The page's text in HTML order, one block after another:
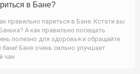
в Бане?
правильно париться в Бане. Кстати вы
А как правильно посещать
полезно для здоровья и обращайте
бани! Баня очень сильно улучшает
чан